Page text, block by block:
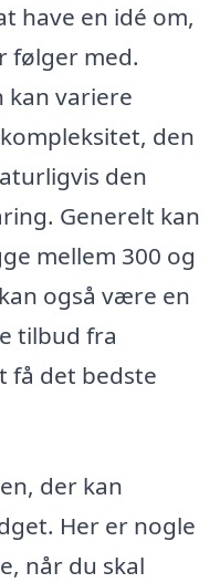
have en idé om,
følger med.
kan variere
den
den
Generelt kan
mellem 300 og
også være en
tilbud fra
få det bedste
der kan
Her er nogle
når du skal